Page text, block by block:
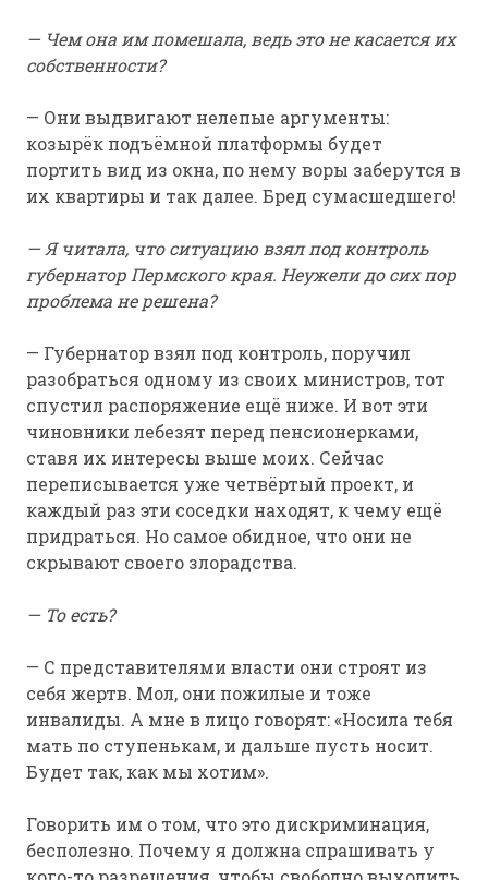
— Чем она им помешала, ведь это не касается их
собственности?
— Они выдвигают нелепые аргументы:
козырёк подъёмной платформы будет
портить вид из окна, по нему воры заберутся в
их квартиры и так далее. Бред сумасшедшего!
— Я читала, что ситуацию взял под контроль
губернатор Пермского края. Неужели до сих пор
проблема не решена?
— Губернатор взял под контроль, поручил
разобраться одному из своих министров, тот
спустил распоряжение ещё ниже. И вот эти
чиновники лебезят перед пенсионерками,
ставя их интересы выше моих. Сейчас
переписывается уже четвёртый проект, и
каждый раз эти соседки находят, к чему ещё
придраться. Но самое обидное, что они не
скрывают своего злорадства.
— То есть?
— С представителями власти они строят из
себя жертв. Мол, они пожилые и тоже
инвалиды. А мне в лицо говорят: «Носила тебя
мать по ступенькам, и дальше пусть носит.
Будет так, как мы хотим».
Говорить им о том, что это дискриминация,
бесполезно. Почему я должна спрашивать у